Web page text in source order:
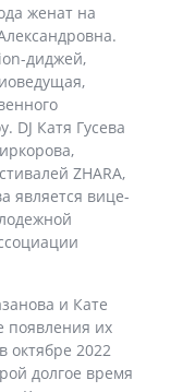
женат на
диджей,
DJ Катя Гусева
ZHARA,
является вице-
и Кате
появления их
октябре 2022
долгое время